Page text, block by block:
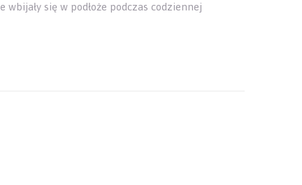
się w podłoże podczas codziennej